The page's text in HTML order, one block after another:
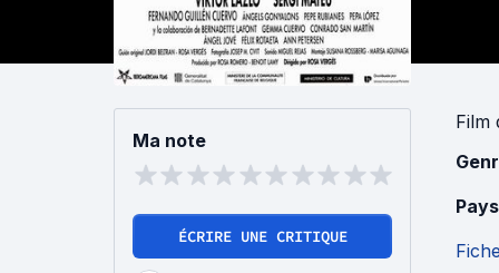
Ma note
ÉCRIRE UNE CRITIQUE
Film